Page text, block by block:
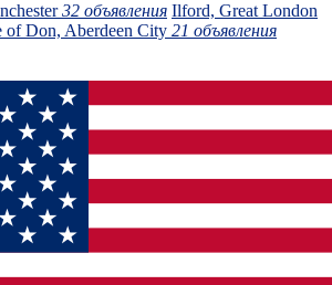
32 объявления Ilford, Great London
of Don, Aberdeen City 21 объявления